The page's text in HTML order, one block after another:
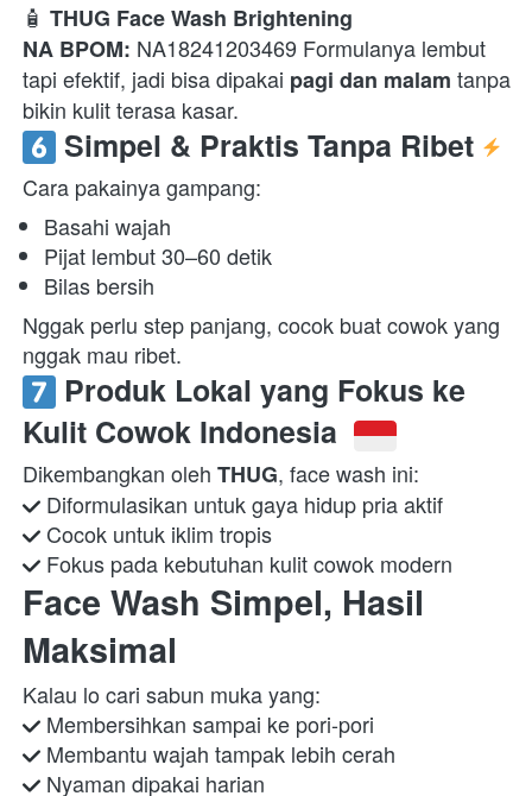
🧴 THUG Face Wash Brightening
NA BPOM: NA18241203469 Formulanya lembut
tapi efektif, jadi bisa dipakai pagi dan malam tanpa
bikin kulit terasa kasar.
Simpel & Praktis Tanpa Ribet
Cara pakainya gampang:
Basahi wajah
Pijat lembut 30–60 detik
Bilas bersih
Nggak perlu step panjang, cocok buat cowok yang
nggak mau ribet.
Produk Lokal yang Fokus ke
Kulit Cowok Indonesia
Dikembangkan oleh THUG
Fokus pada kebutuhan kulit cowok modern
Face Wash Simpel, Hasil
Maksimal